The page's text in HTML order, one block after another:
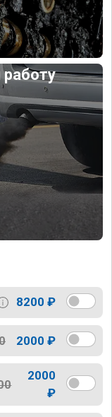
8200 ₽
2000 ₽
2000
₽